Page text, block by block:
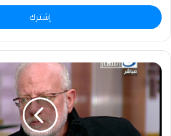
الإلكتروني